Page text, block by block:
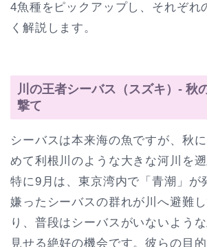
4魚種をピックアップし、それぞれ
く解説します。
川の王者シーバス（スズキ）- 秋
撃て
シーバスは本来海の魚ですが、秋
めて利根川のような大きな河川を遡
特に9月は、東京湾内で「青潮」が
嫌ったシーバスの群れが川へ避難
り、普段はシーバスがいないよう
見せる絶好の機会です。彼らの目